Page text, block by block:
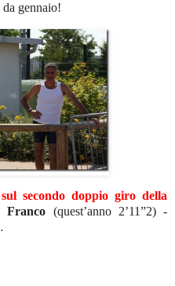
da gennaio!
secondo doppio giro della
Franco (quest’anno 2’11”2) -